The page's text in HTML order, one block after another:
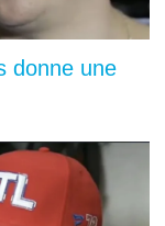
donne une